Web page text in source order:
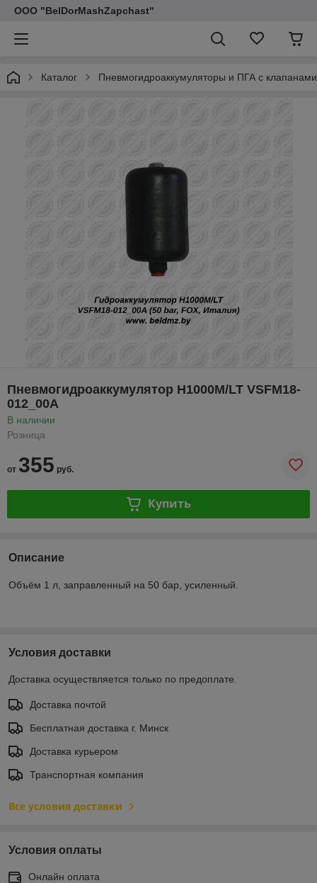
ООО "BelDorMashZapchast"
Каталог Пневмогидроаккумуляторы и ПГА с
Пневмогидроаккумулятор H1000M/LT VSFM18-
012_00A
В наличии
Розница
от 355 руб.
Купить
Описание
Объём 1 л, заправленный на 50 бар, усиленный.
Условия доставки
Доставка осуществляется только по предоплате.
Доставка почтой
Бесплатная доставка г. Минск
Доставка курьером
Транспортная компания
Все условия доставки
Условия оплаты
Онлайн оплата